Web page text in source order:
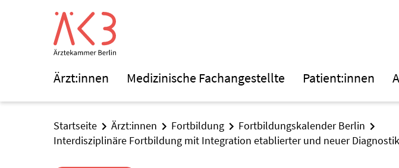
Ärzt:innen Medizinische Fachangestellte Patient:innen
Startseite Ärzt:innen Fortbildung
Fortbildungskalender Berlin
Interdisziplinäre Fortbildung mit Integration etablierter und neuer